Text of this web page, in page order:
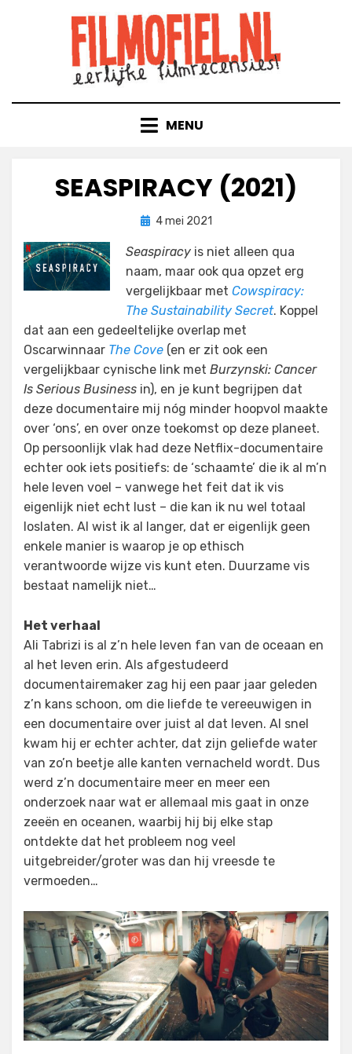
MENU
SEASPIRACY (2021)
doorFilmofiel.nl
Geplaatst
4 mei 2021
Seaspiracy is niet alleen qua
naam, maar ook qua opzet erg
vergelijkbaar met Cowspiracy:
The Sustainability Secret. Koppel
dat aan een gedeeltelijke overlap met
Oscarwinnaar The Cove (en er zit ook een
vergelijkbaar cynische link met Burzynski: Cancer
Is Serious Business in), en je kunt begrijpen dat
deze documentaire mij nóg minder hoopvol maakte
over ‘ons’, en over onze toekomst op deze planeet.
Op persoonlijk vlak had deze Netflix-documentaire
echter ook iets positiefs: de ‘schaamte’ die ik al m’n
hele leven voel – vanwege het feit dat ik vis
eigenlijk niet echt lust – die kan ik nu wel totaal
loslaten. Al wist ik al langer, dat er eigenlijk geen
enkele manier is waarop je op ethisch
verantwoorde wijze vis kunt eten. Duurzame vis
bestaat namelijk niet…
Het verhaal
Ali Tabrizi is al z’n hele leven fan van de oceaan en
al het leven erin. Als afgestudeerd
documentairemaker zag hij een paar jaar geleden
z’n kans schoon, om die liefde te vereeuwigen in
een documentaire over juist al dat leven. Al snel
kwam hij er echter achter, dat zijn geliefde water
van zo’n beetje alle kanten vernacheld wordt. Dus
werd z’n documentaire meer en meer een
onderzoek naar wat er allemaal mis gaat in onze
zeeën en oceanen, waarbij hij bij elke stap
ontdekte dat het probleem nog veel
uitgebreider/groter was dan hij vreesde te
vermoeden…